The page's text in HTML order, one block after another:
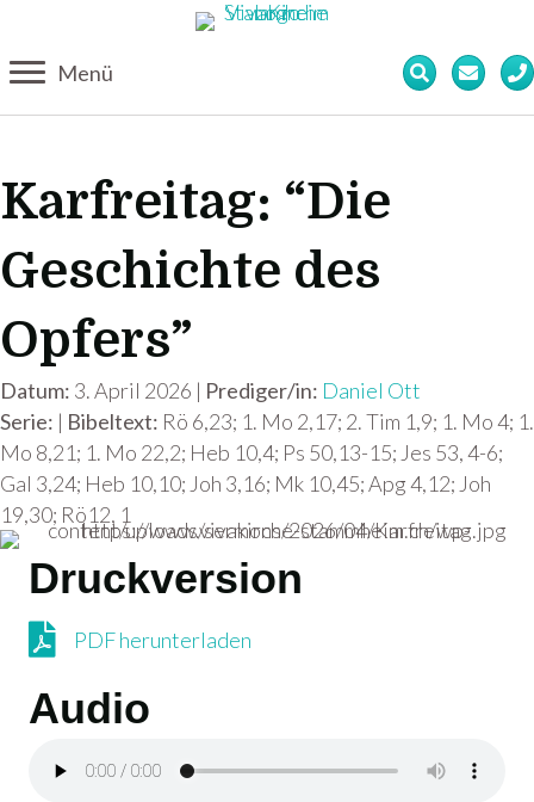
Menü
Karfreitag: “Die
Geschichte des
Opfers”
Datum: 3. April 2026 | Prediger/in: Daniel Ott
Serie: | Bibeltext: Rö 6,23; 1. Mo 2,17; 2. Tim 1,9; 1. Mo 4; 1.
Mo 8,21; 1. Mo 22,2; Heb 10,4; Ps 50,13-15; Jes 53, 4-6;
Gal 3,24; Heb 10,10; Joh 3,16; Mk 10,45; Apg 4,12; Joh
19,30; Rö12, 1
Druckversion
PDF herunterladen
PDF herunterladen
Audio